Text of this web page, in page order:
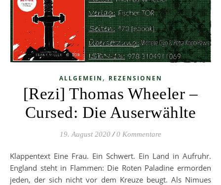
ALLGEMEIN , REZENSIONEN
[Rezi] Thomas Wheeler –
Cursed: Die Auserwählte
19. August 2020 / 0 Kommentare
Klappentext Eine Frau. Ein Schwert. Ein Land in Aufruhr.
England steht in Flammen: Die Roten Paladine ermorden
jeden, der sich nicht vor dem Kreuze beugt. Als Nimues